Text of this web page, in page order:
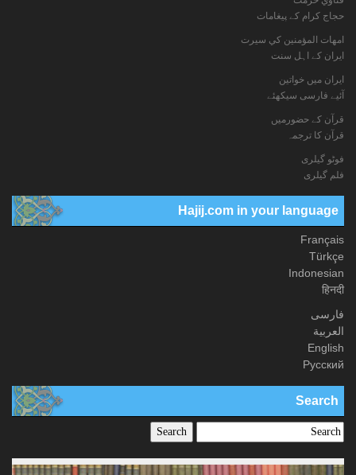
حجاج کرام کے پیغامات
امهات المؤمنين كي سيرت
ایران کے اہل سنت
ایران میں خواتین
آئیے فارسی سیکھئے
قرآن کے حضورمیں
قرآن کا ترجمہ
فوٹو گيلری
فلم گیلری
Hajij.com in your language
Français
Türkçe
Indonesian
हिनदी
فارسی
العربیة
English
Русский
Search